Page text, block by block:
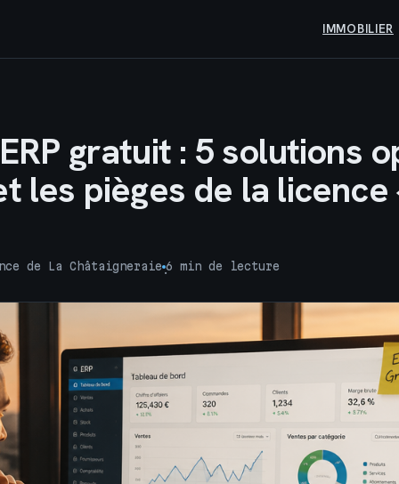
IMMOBILIER
gratuit : 5 solutions
les pièges de la licence
de La Châtaigneraie
·
6 min de lecture